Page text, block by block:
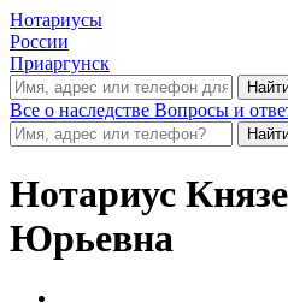
Нотариусы
России
Приаргунск
Все о наследстве Вопросы и
Нотариус
Юрьевна